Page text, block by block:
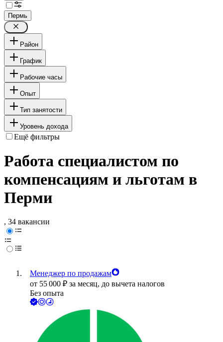
Пермь
Район
График
Рабочие часы
Опыт
Тип занятости
Уровень дохода
Ещё фильтры
Работа специалистом по
компенсациям и льготам в
Перми
, 34 вакансии
Менеджер по продажам
от 55 000 ₽ за месяц, до вычета налогов
Без опыта